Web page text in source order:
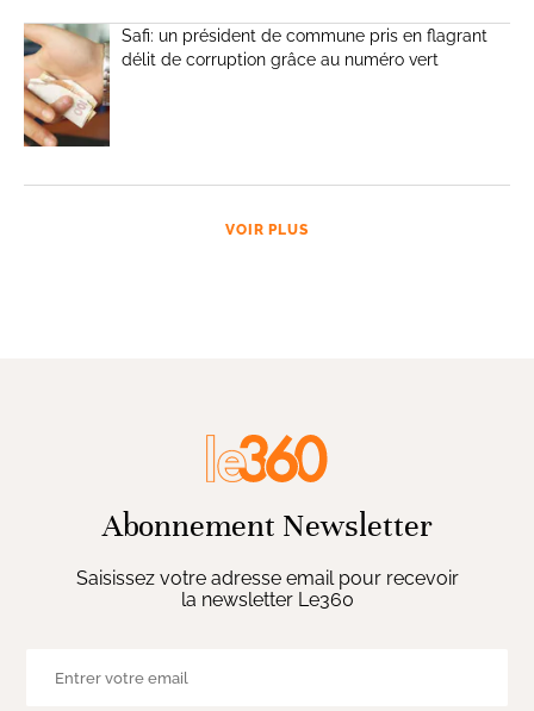
Safi: un président de commune pris en flagrant
délit de corruption grâce au numéro vert
VOIR PLUS
Abonnement Newsletter
Saisissez votre adresse email pour recevoir
la newsletter Le360